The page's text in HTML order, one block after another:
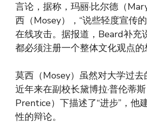
言论，据称，玛丽·比尔德（
西（Mosey），“说些轻度宣传
在线攻击。据报道，Beard补充
都必须注册一个整体文化观点的
莫西（Mosey）虽然对大学过
近年来在副校长黛博拉·普伦蒂
Prentice）下描述了“进步”，他
性的辩论。